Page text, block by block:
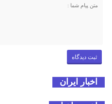
اخبار ایران